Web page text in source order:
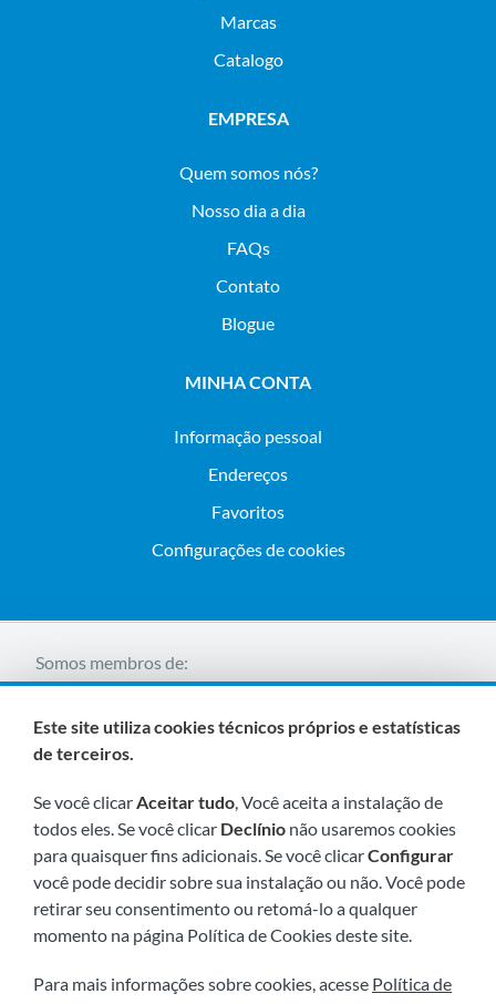
Marcas
Catalogo
EMPRESA
Quem somos nós?
Nosso dia a dia
FAQs
Contato
Blogue
MINHA CONTA
Informação pessoal
Endereços
Favoritos
Configurações de cookies
Somos membros de:
Visite-nos em breve em:
Este site utiliza cookies técnicos próprios e estatísticas
de terceiros.
Se você clicarAceitar tudo, Você aceita a instalação de
todos eles. Se você clicar Declínio não usaremos cookies
para quaisquer fins adicionais. Se você clicarConfigurar
você pode decidir sobre sua instalação ou não. Você pode
retirar seu consentimento ou retomá-lo a qualquer
momento na página Política de Cookies deste site.
Para mais informações sobre cookies, acesse Política de